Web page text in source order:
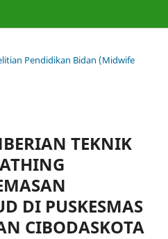
Pendidikan Bidan (Midwife
TEKNIK
DI PUSKESMAS
CIBODASKOTA